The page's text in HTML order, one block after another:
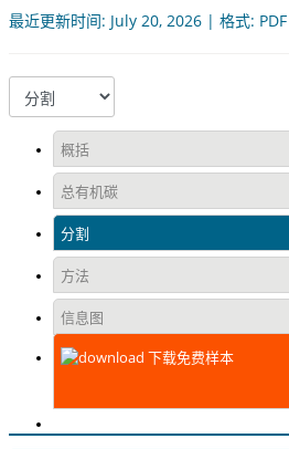
最近更新时间: July 20, 2026 | 格式:
概括
总有机碳
分割
方法
信息图
下载免费样本